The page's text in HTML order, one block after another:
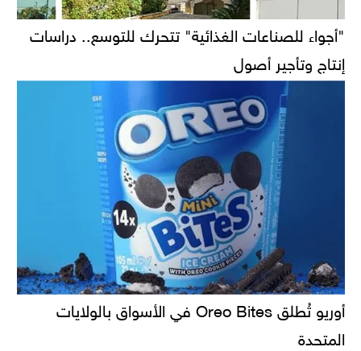
"أجواء للصناعات الغذائية" تتحرك للتوسع.. دراسات
إنتاج وتأجير أصول
أوريو تُطلق Oreo Bites في الأسواق بالولايات
المتحدة